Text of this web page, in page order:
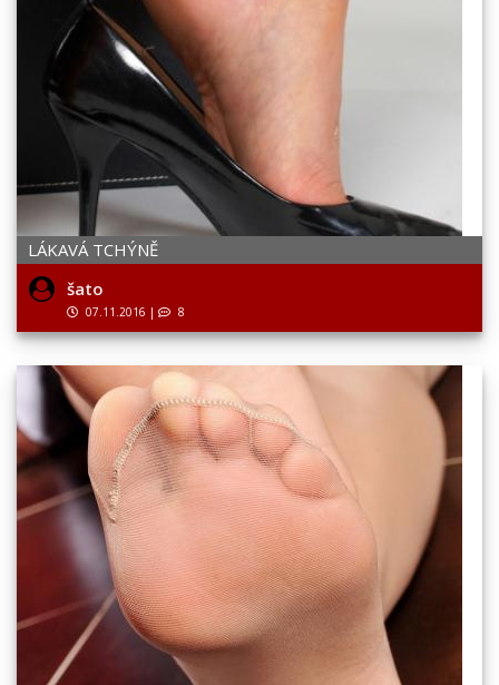
LÁKAVÁ TCHÝNĚ
šato
07.11.2016 | 8